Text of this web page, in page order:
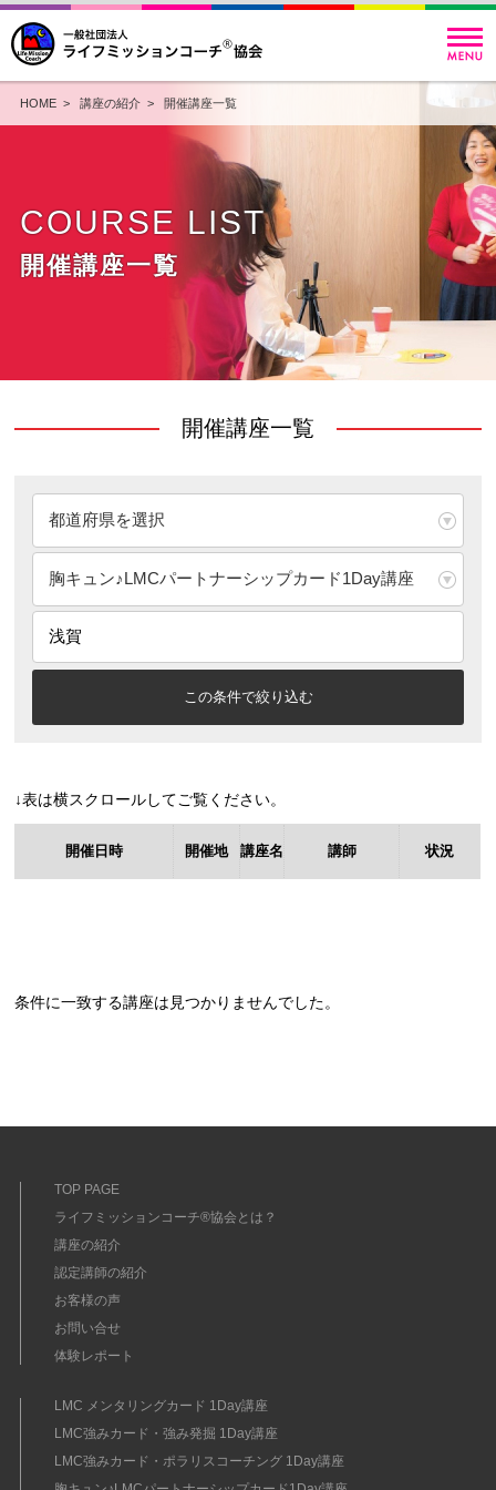
HOME> 講座の紹介> 開催講座一覧
COURSE LIST
開催講座一覧
開催講座一覧
↓表は横スクロールしてご覧ください。
開催日時 開催地 講座名 講師 状況
条件に一致する講座は見つかりませんでした。
TOP PAGE
ライフミッションコーチ®協会とは？
講座の紹介
認定講師の紹介
お客様の声
お問い合せ
体験レポート
LMC メンタリングカード 1Day講座
LMC強みカード・強み発掘 1Day講座
LMC強みカード・ポラリスコーチング 1Day講座